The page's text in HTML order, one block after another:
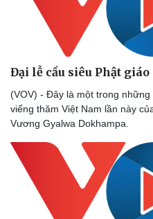
Đại lễ cầu siêu Phật
(VOV) - Đây là một trong
viếng thăm Việt Nam lần này
Vương Gyalwa Dokhampa.